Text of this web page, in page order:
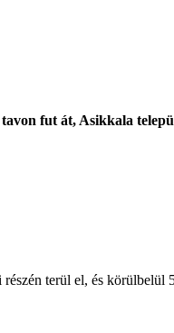
fut át, Asikkala
terül el, és